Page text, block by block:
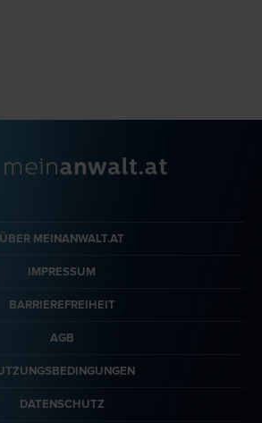
ÜBER MEINANWALT.AT
IMPRESSUM
BARRIEREFREIHEIT
AGB
DATENSCHUTZ